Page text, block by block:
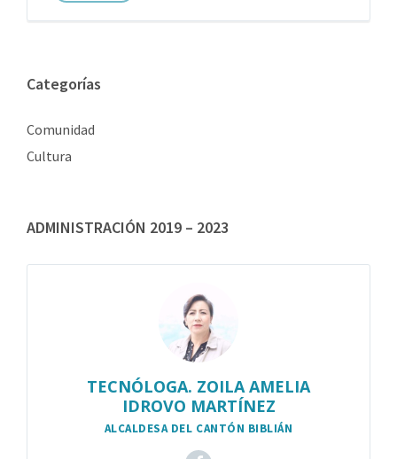
Categorías
Comunidad
Cultura
ADMINISTRACIÓN 2019 – 2023
TECNÓLOGA. ZOILA AMELIA
IDROVO MARTÍNEZ
ALCALDESA DEL CANTÓN BIBLIÁN